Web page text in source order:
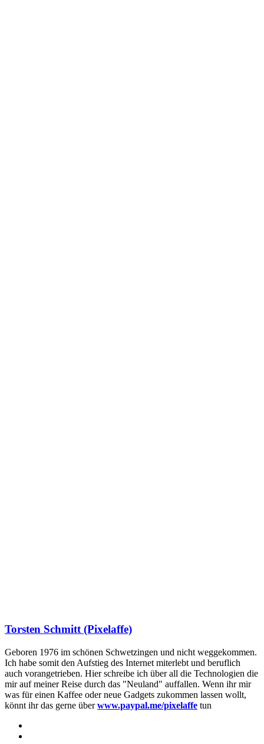
Torsten Schmitt (Pixelaffe)
Geboren 1976 im schönen Schwetzingen und nicht weggekommen.
Ich habe somit den Aufstieg des Internet miterlebt und beruflich
auch vorangetrieben. Hier schreibe ich über all die Technologien die
mir auf meiner Reise durch das "Neuland" auffallen. Wenn ihr mir
was für einen Kaffee oder neue Gadgets zukommen lassen wollt,
könnt ihr das gerne überwww.paypal.me/pixelaffe tun